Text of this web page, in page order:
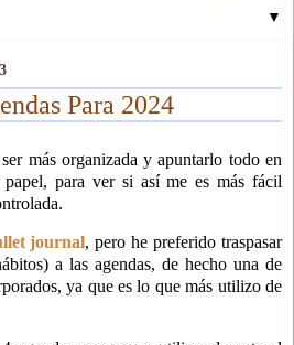
▼
Para 2024
más organizada y apuntarlo todo en
papel, para ver si así me es más fácil
journal, pero he preferido traspasar
a las agendas, de hecho una de
ya que es lo que más utilizo de